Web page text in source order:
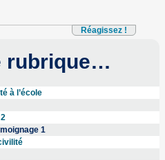
Réagissez !
rubrique…
à l’école
1